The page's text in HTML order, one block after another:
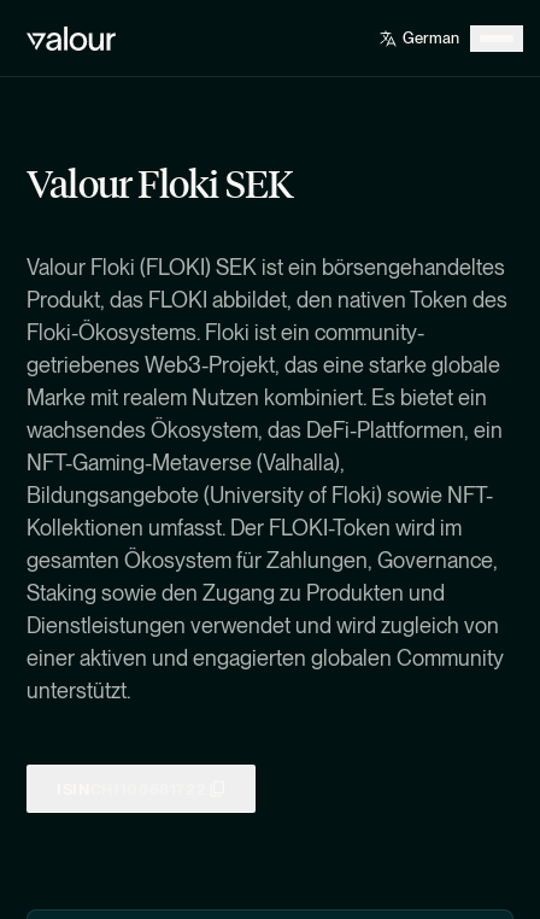
Valour Floki SEK
Valour Floki (FLOKI) SEK ist ein börsengehandeltes
Produkt, das FLOKI abbildet, den nativen Token des
Floki-Ökosystems. Floki ist ein community-
getriebenes Web3-Projekt, das eine starke globale
Marke mit realem Nutzen kombiniert. Es bietet ein
wachsendes Ökosystem, das DeFi-Plattformen, ein
NFT-Gaming-Metaverse (Valhalla),
Bildungsangebote (University of Floki) sowie NFT-
Kollektionen umfasst. Der FLOKI-Token wird im
gesamten Ökosystem für Zahlungen, Governance,
Staking sowie den Zugang zu Produkten und
Dienstleistungen verwendet und wird zugleich von
einer aktiven und engagierten globalen Community
unterstützt.